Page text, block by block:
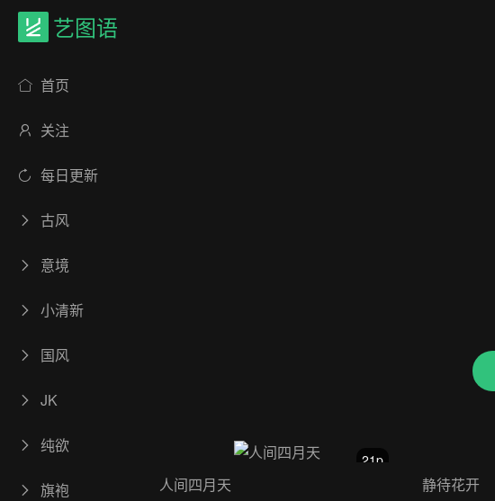
艺图语
首页
关注
每日更新
古风
意境
小清新
国风
JK
纯欲
旗袍
21p
人间四月天 静待花开